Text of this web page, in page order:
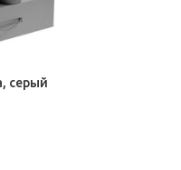
серый